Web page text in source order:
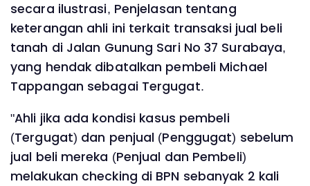
secara ilustrasi, Penjelasan tentang
keterangan ahli ini terkait transaksi jual beli
tanah di Jalan Gunung Sari No 37 Surabaya,
yang hendak dibatalkan pembeli Michael
Tappangan sebagai Tergugat.
"Ahli jika ada kondisi kasus pembeli
(Tergugat) dan penjual (Penggugat) sebelum
jual beli mereka (Penjual dan Pembeli)
melakukan checking di BPN sebanyak 2 kali